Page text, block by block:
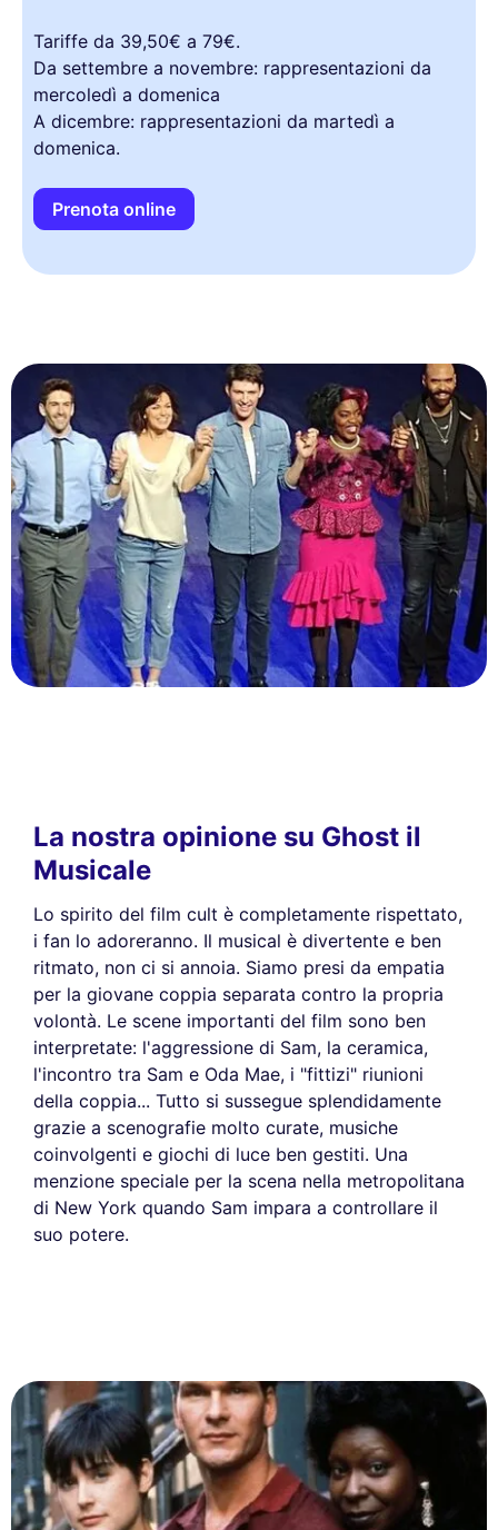
Tariffe da 39,50€ a 79€.
Da settembre a novembre: rappresentazioni da
mercoledì a domenica
A dicembre: rappresentazioni da martedì a
domenica.
Prenota online
La nostra opinione su Ghost il
Musicale
Lo spirito del film cult è completamente rispettato,
i fan lo adoreranno. Il musical è divertente e ben
ritmato, non ci si annoia. Siamo presi da empatia
per la giovane coppia separata contro la propria
volontà. Le scene importanti del film sono ben
interpretate: l'aggressione di Sam, la ceramica,
l'incontro tra Sam e Oda Mae, i "fittizi" riunioni
della coppia... Tutto si sussegue splendidamente
grazie a scenografie molto curate, musiche
coinvolgenti e giochi di luce ben gestiti. Una
menzione speciale per la scena nella metropolitana
di New York quando Sam impara a controllare il
suo potere.